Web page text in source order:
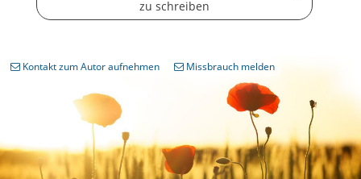
zu schreiben
Kontakt zum Autor aufnehmen Missbrauch melden